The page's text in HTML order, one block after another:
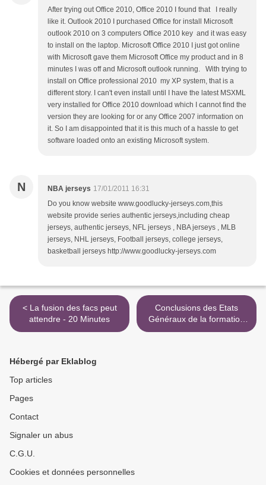
After trying out Office 2010, Office 2010 I found that I really
like it. Outlook 2010 I purchased Office for install Microsoft
outlook 2010 on 3 computers Office 2010 key and it was easy
to install on the laptop. Microsoft Office 2010 I just got online
with Microsoft gave them Microsoft Office my product and in 8
minutes I was off and Microsoft outlook running. With trying to
install on Office professional 2010 my XP system, that is a
different story. I can't even install until I have the latest MSXML
very installed for Office 2010 download which I cannot find the
version they are looking for or any Office 2007 information on
it. So I am disappointed that it is this much of a hassle to get
software loaded onto an existing Microsoft system.
N NBA jerseys 17/01/2011 16:31
Do you know website www.goodlucky-jerseys.com,this
website provide series authentic jerseys,including cheap
jerseys, authentic jerseys, NFL jerseys , NBA jerseys , MLB
jerseys, NHL jerseys, Football jerseys, college jerseys,
basketball jerseys http://www.goodlucky-jerseys.com
< La fusion des facs peut
attendre - 20 Minutes
Conclusions des Etats
Généraux de la formation
des enseignants - Blog
Hébergé par Eklablog
Top articles
Pages
Contact
Signaler un abus
C.G.U.
Cookies et données personnelles